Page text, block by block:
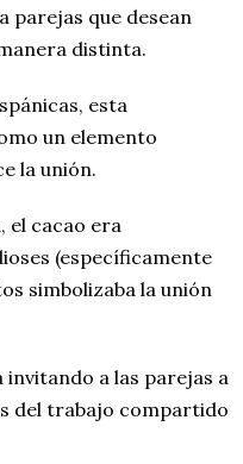
parejas que desean
distinta.
esta
un elemento
la unión.
el cacao era
(específicamente
simbolizaba la unión
a las parejas a
del trabajo compartido